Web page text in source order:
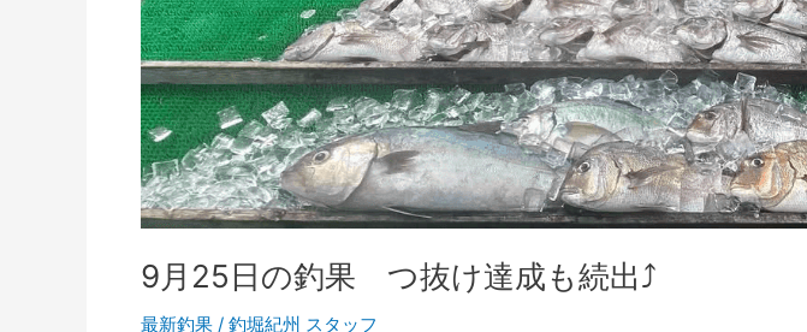
9月25日の釣果 つ抜け達成も続出⤴️
最新釣果 / 釣堀紀州 スタッフ